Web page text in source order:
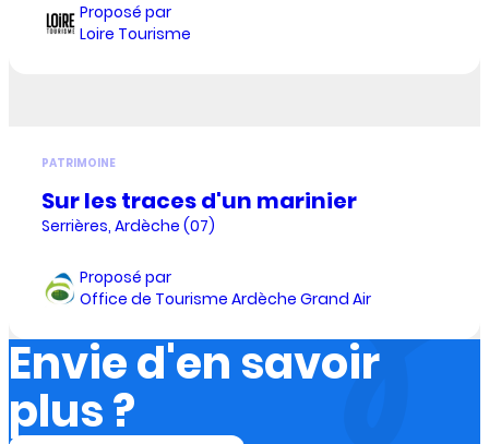
Proposé par
Loire Tourisme
PATRIMOINE
Sur les traces d'un marinier
Serrières, Ardèche (07)
Proposé par
Office de Tourisme Ardèche Grand Air
Envie d'en savoir
plus ?